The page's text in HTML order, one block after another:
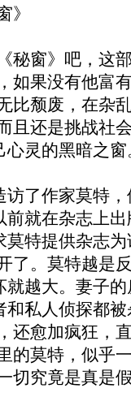
》
秘窗》吧，这
如果没有他富
比颓废，在杂
且还是挑战
心灵的黑暗之窗
访了作家莫特
前就在杂志上
莫特提供杂志
了。莫特越是
就越大。妻子
和私人侦探都
还愈加疯狂，
的莫特，似乎
切究竟是真是